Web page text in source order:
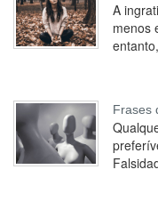
A
menos
Frases